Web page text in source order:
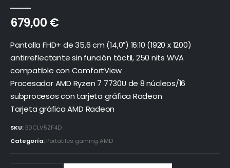
679,00€
Pantalla FHD+ de 35,6 cm (14,0″) 16:10 (1920 x 1200)
antirreflectante sin función táctil, 250 nits WVA
compatible con ComfortView
Procesador AMD Ryzen 7 7730U de 8 núcleos/16
subprocesos con tarjeta gráfica Radeon
Tarjeta gráfica AMD Radeon
SKU: B0CLV5ZF4D
Categoría: Portatiles gaming AMD